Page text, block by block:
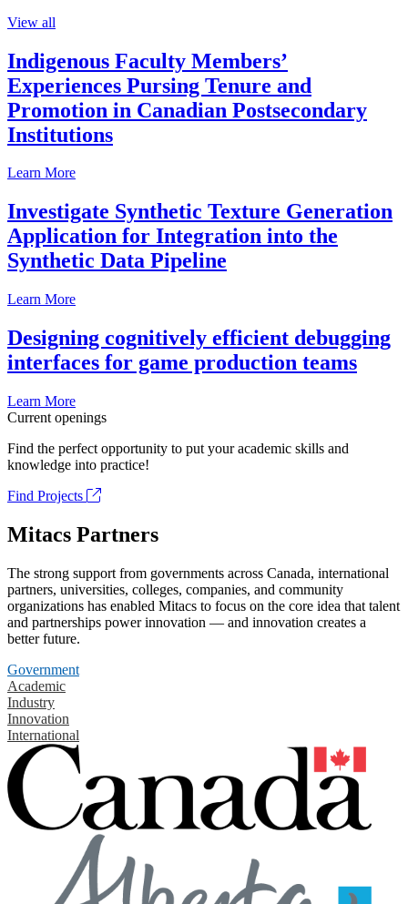
View all
Indigenous Faculty Members’
Experiences Pursing Tenure and
Promotion in Canadian Postsecondary
Institutions
Learn More
Investigate Synthetic Texture Generation
Application for Integration into the
Synthetic Data Pipeline
Learn More
Designing cognitively efficient debugging
interfaces for game production teams
Learn More
Current openings
Find the perfect opportunity to put your academic skills and
knowledge into practice!
Find Projects
Mitacs Partners
The strong support from governments across Canada, international
partners, universities, colleges, companies, and community
organizations has enabled Mitacs to focus on the core idea that talent
and partnerships power innovation — and innovation creates a
better future.
Government
Academic
Industry
Innovation
International